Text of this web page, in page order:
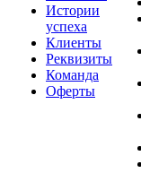
Истории
успеха
Клиенты
Реквизиты
Команда
Оферты